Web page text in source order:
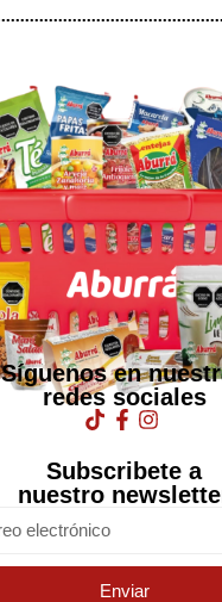
Síguenos en
redes sociales
Subscribete a
nuestro
Enviar